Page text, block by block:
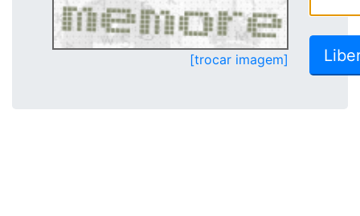
[trocar imagem]